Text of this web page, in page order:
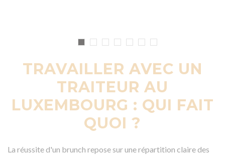
TRAVAILLER AVEC UN
TRAITEUR AU
LUXEMBOURG : QUI FAIT
QUOI ?
La réussite d'un brunch repose sur une répartition claire des